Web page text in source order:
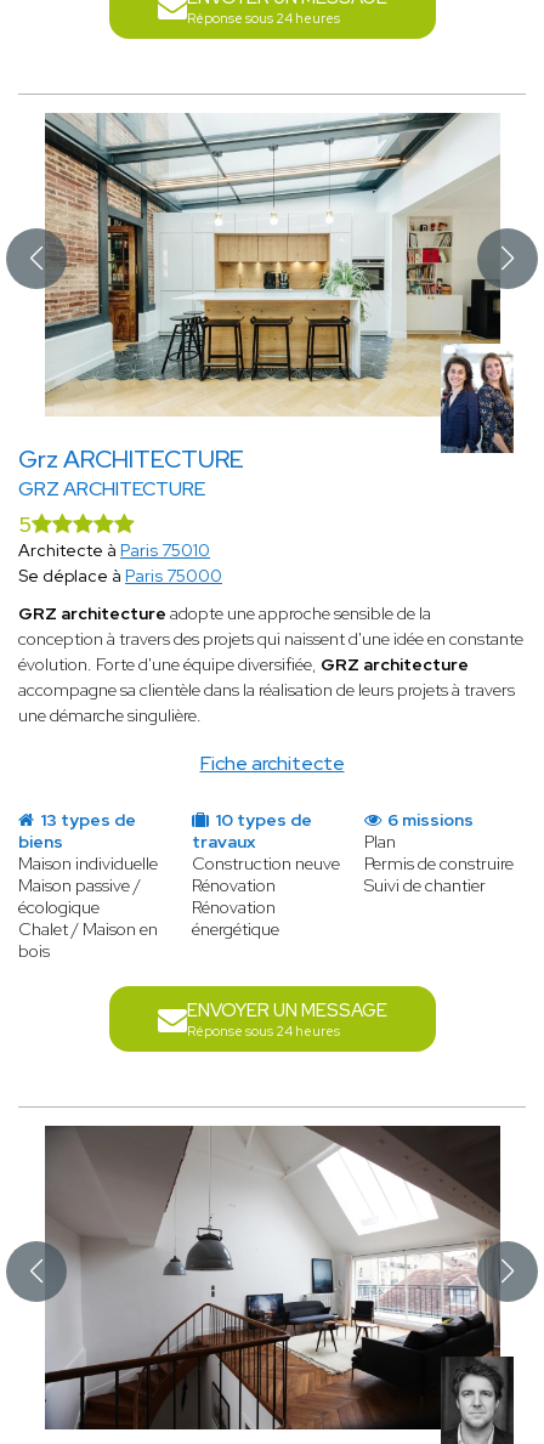
Réponse sous 24 heures
Grz ARCHITECTURE
GRZ ARCHITECTURE
Fiche architecte
5
Architecte à Paris 75010
Se déplace à Paris 75000
GRZ architecture adopte une approche sensible de la
conception à travers des projets qui naissent d'une idée en constante
évolution. Forte d'une équipe diversifiée, GRZ architecture
accompagne sa clientèle dans la réalisation de leurs projets à travers
une démarche singulière.
13 types de
biens
Maison individuelle
Maison passive /
écologique
Chalet / Maison en
bois
10 types de
travaux
Construction neuve
Rénovation
Rénovation
énergétique
6 missions
Plan
Permis de construire
Suivi de chantier
ENVOYER UN MESSAGE
Réponse sous 24 heures